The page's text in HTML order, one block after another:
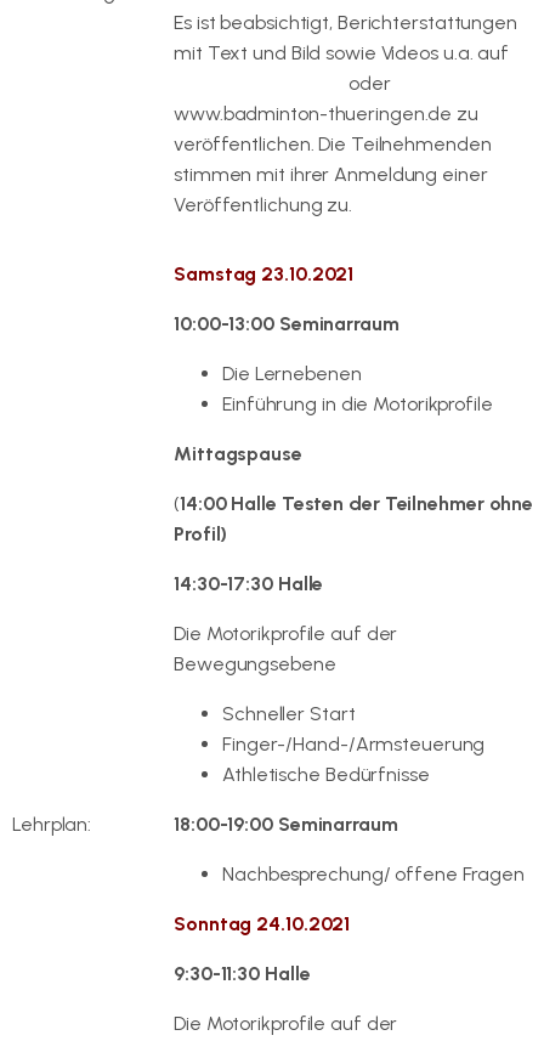
Es ist beabsichtigt, Berichterstattungen
mit Text und Bild sowie Videos u.a. auf
oder
www.badminton-thueringen.de zu
veröffentlichen. Die Teilnehmenden
stimmen mit ihrer Anmeldung einer
Veröffentlichung zu.
Lehrplan:
Samstag 23.10.2021
10:00-13:00 Seminarraum
Die Lernebenen
Einführung in die Motorikprofile
Mittagspause
(14:00 Halle Testen der Teilnehmer ohne
Profil)
14:30-17:30 Halle
Die Motorikprofile auf der
Bewegungsebene
Schneller Start
Finger-/Hand-/Armsteuerung
Athletische Bedürfnisse
18:00-19:00 Seminarraum
Nachbesprechung/ offene Fragen
Sonntag 24.10.2021
9:30-11:30 Halle
Die Motorikprofile auf der